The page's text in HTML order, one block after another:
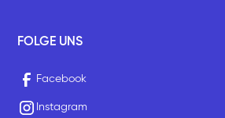
FOLGE UNS
Facebook
Instagram